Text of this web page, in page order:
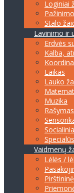
Loginiai
Stalo
Lavinimo ir
Erdvės
Kalba,
Laikas
Lauko
Muzika
Vaidmenų
Lėlės /